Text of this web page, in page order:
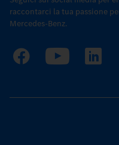
raccontarci la tua passione
Mercedes-Benz.